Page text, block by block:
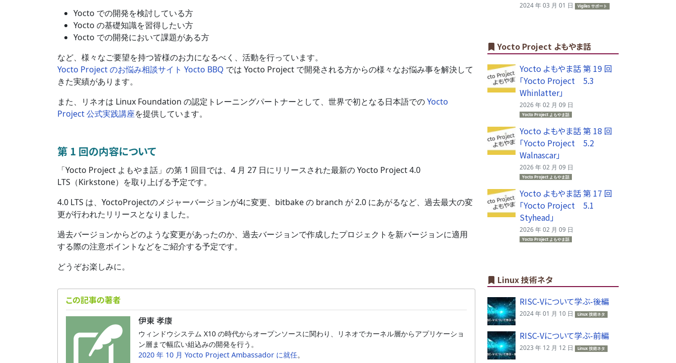
Yocto での開発を検討している方
Yocto の基礎知識を習得したい方
Yocto での開発において課題がある方
など、様々なご要望を持つ皆様のお力になるべく、活動を行っています。
Yocto Project のお悩み相談サイト Yocto BBQ では Yocto Project で開発される方からの様々なお悩み事を解決して
きた実績があります。
また、リネオは Linux Foundation の認定トレーニングパートナーとして、世界で初となる日本語でのYocto
Project 公式実践講座を提供しています。
第 1 回の内容について
「Yocto Project よもやま話」の第 1 回目では、4 月 27 日にリリースされた最新の Yocto Project 4.0
LTS（Kirkstone）を取り上げる予定です。
4.0 LTS は、YoctoProjectのメジャーバージョンが4に変更、bitbake の branch が 2.0 にあがるなど、過去最大の変
更が行われたリリースとなりました。
過去バージョンからどのような変更があったのか、過去バージョンで作成したプロジェクトを新バージョンに適用
する際の注意ポイントなどをご紹介する予定です。
どうぞお楽しみに。
この記事の著者
伊東 孝康
ウィンドウシステム X10 の時代からオープンソースに関わり、リネオでカーネル層からアプリケーショ
ン層まで幅広い組込みの開発を行う。
2020 年 10 月 Yocto Project Ambassador に就任。
2024 年 03 月 01 日 Vigiles サポート
Yocto Project よもやま話
Yocto よもやま話 第 19 回
「Yocto Project 5.3
Whinlatter」
2026 年 02 月 09 日
Yocto Project よもやま話
Yocto よもやま話 第 18 回
「Yocto Project 5.2
Walnascar」
2026 年 02 月 09 日
Yocto Project よもやま話
Yocto よもやま話 第 17 回
「Yocto Project 5.1
Styhead」
2026 年 02 月 09 日
Yocto Project よもやま話
Linux 技術ネタ
RISC-Vについて学ぶ-後編
2024 年 01 月 10 日 Linux 技術ネタ
RISC-Vについて学ぶ-前編
2023 年 12 月 12 日 Linux 技術ネタ